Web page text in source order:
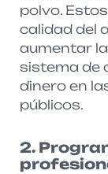
polvo.
calidad del
aumentar
sistema de
dinero en
públicos.
2.